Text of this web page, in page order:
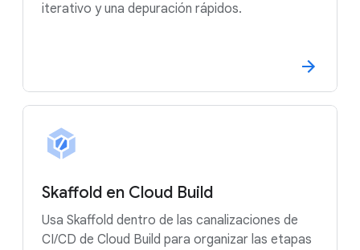
iterativo y una depuración rápidos.
Skaffold en Cloud Build
Usa Skaffold dentro de las canalizaciones de
CI/CD de Cloud Build para organizar las etapas